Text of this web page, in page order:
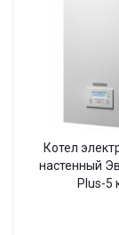
Котел
настенный
Plus-5